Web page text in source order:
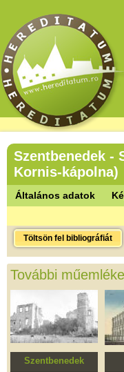
Szentbenedek -
Kornis-kápolna)
Általános adatok
Töltsön fel bibliográfiát
További
Szentbenedek